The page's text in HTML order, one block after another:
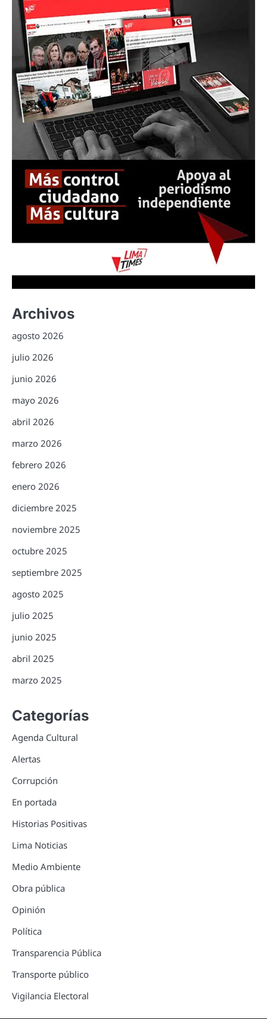
Archivos
agosto 2026
julio 2026
junio 2026
mayo 2026
abril 2026
marzo 2026
febrero 2026
enero 2026
diciembre 2025
noviembre 2025
octubre 2025
septiembre 2025
agosto 2025
julio 2025
junio 2025
abril 2025
marzo 2025
Categorías
Agenda Cultural
Alertas
Corrupción
En portada
Historias Positivas
Lima Noticias
Medio Ambiente
Obra pública
Opinión
Política
Transparencia Pública
Transporte público
Vigilancia Electoral